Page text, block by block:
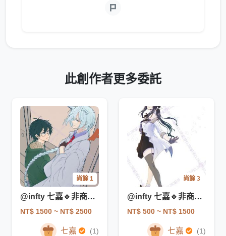
此創作者更多委託
尚餘 1
@infty 七嘉🔹非商業委託 【插圖】
NT$ 1500 ~ NT$ 2500
七嘉 (1)
尚餘 3
@infty 七嘉🔹非商業委託 【立繪】
NT$ 500 ~ NT$ 1500
七嘉 (1)